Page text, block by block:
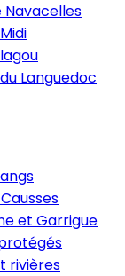
Navacelles
Languedoc
et Garrigue
rivières